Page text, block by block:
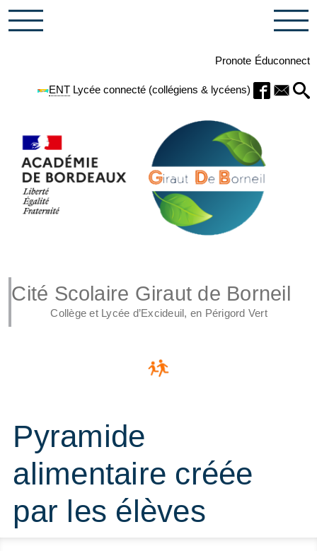
Pronote Éduconnect
ENTLycée connecté (collégiens & lycéens)
Cité Scolaire Giraut de Borneil
Collège et Lycée d’Excideuil, en Périgord Vert
Pyramide
alimentaire créée
par les élèves